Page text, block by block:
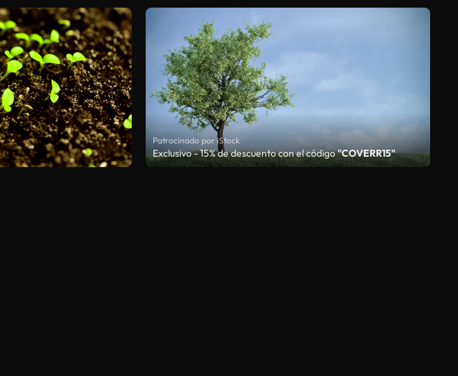
Patrocinado por iStock
Exclusivo - 15% de descuento con el código"COVERR15"